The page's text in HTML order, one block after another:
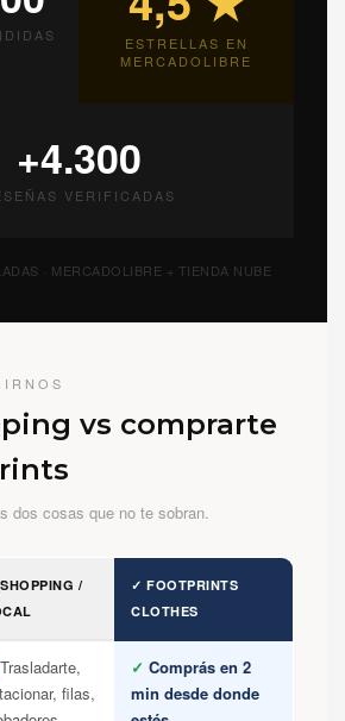
ESTRELLAS EN
MERCADOLIBRE
+4.300
VERIFICADAS
· MERCADOLIBRE + TIENDA NUBE
vs comprarte
dos cosas que no te sobran.
/
✓ FOOTPRINTS
CLOTHES
Trasladarte,
filas,
✓ Comprás en 2
min desde donde